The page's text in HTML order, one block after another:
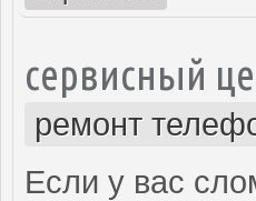
сервисный
ремонт
Если у вас